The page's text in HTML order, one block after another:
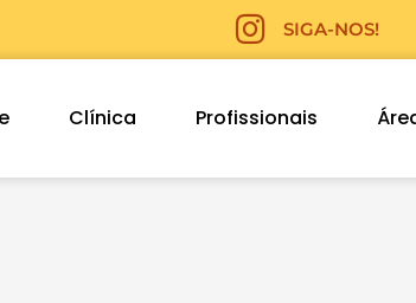
SIGA-NOS!
Clínica Profissionais